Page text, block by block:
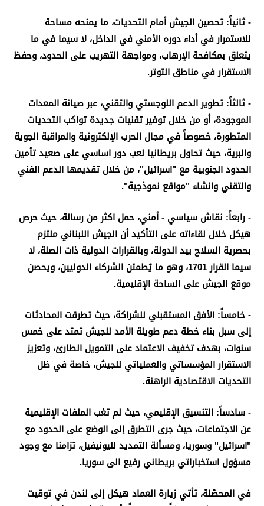
- ثانياً: تحصين الجيش أمام التحديات، ما يمنحه مساحة
للاستمرار في أداء دوره الأمني في الداخل، لا سيما في ما
يتعلق بمكافحة الإرهاب، ومواجهة التهريب على الحدود، وحفظ
الاستقرار في مناطق التوتر.
- ثالثاً: تطوير الدعم اللوجستي والتقني، عبر صيانة المعدات
الموجودة، أو من خلال توفير تقنيات جديدة تواكب التحديات
المتطورة، خصوصاً في مجال الحرب الإلكترونية والمراقبة الجوية
والبرية، حيث تحاول بريطانيا لعب دور اساسي على صعيد تأمين
الحدود الجنوبية مع "اسرائيل"، من خلال تقديمها الدعم الفني
والتقني وانشاء "مواقع نموذجية".
- رابعاً: نقاش سياسي - أمني، حمل اكثر من رسالة، حيث حرص
هيكل خلال لقاءاته على التأكيد أن الجيش اللبناني ملتزم
بحصرية السلاح بيد الدولة، وبالقرارات الدولية ذات الصلة، لا
سيما القرار 1701، وهو ما يُطمئن الشركاء الدوليين، ويحصن
موقع الجيش على الساحة الإقليمية.
-خامساً: الأفق المستقبلي للشراكة، حيث تطرقت المحادثات
إلى سبل بناء خطة دعم طويلة الأمد للجيش تمتد على خمس
سنوات، بهدف تخفيف الاعتماد على التمويل الطارئ، وتعزيز
الاستقرار المؤسساتي والعملياتي للجيش، خاصة في ظل
التحديات الاقتصادية الراهنة.
-سادساً: التنسيق الإقليمي، حيث لم تغب الملفات الإقليمية
عن الاجتماعات، حيث جرى التطرق إلى الوضع على الحدود مع
"اسرائيل" وسوريا، ومسألة التمديد لليونيفيل، تزامنا مع وجود
مسؤول استخباراتي بريطاني رفيع الى سوريا.
في المحصّلة، تأتي زيارة العماد هيكل إلى لندن في توقيت